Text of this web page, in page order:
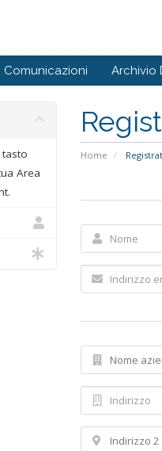
Comunicazioni Archivio
Home
tasto
Area